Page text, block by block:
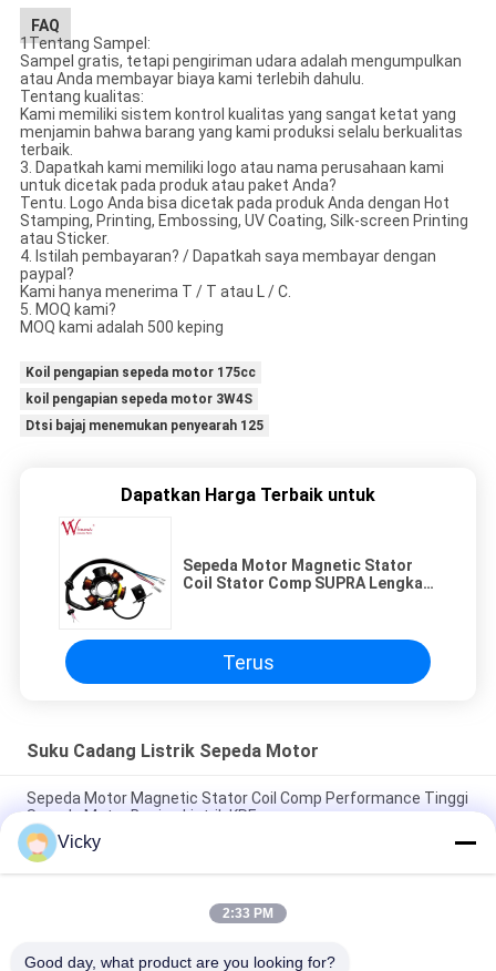
FAQ
1Tentang Sampel:
Sampel gratis, tetapi pengiriman udara adalah mengumpulkan
atau Anda membayar biaya kami terlebih dahulu.
Tentang kualitas:
Kami memiliki sistem kontrol kualitas yang sangat ketat yang
menjamin bahwa barang yang kami produksi selalu berkualitas
terbaik.
3. Dapatkah kami memiliki logo atau nama perusahaan kami
untuk dicetak pada produk atau paket Anda?
Tentu. Logo Anda bisa dicetak pada produk Anda dengan Hot
Stamping, Printing, Embossing, UV Coating, Silk-screen Printing
atau Sticker.
4. Istilah pembayaran? / Dapatkah saya membayar dengan
paypal?
Kami hanya menerima T / T atau L / C.
5. MOQ kami?
MOQ kami adalah 500 keping
Koil pengapian sepeda motor 175cc
koil pengapian sepeda motor 3W4S
Dtsi bajaj menemukan penyearah 125
Dapatkan Harga Terbaik untuk
Sepeda Motor Magnetic Stator
Coil Stator Comp SUPRA Lengkap
Terus
Suku Cadang Listrik Sepeda Motor
Sepeda Motor Magnetic Stator Coil Comp Performance Tinggi
Sepeda Motor Bagian Listrik KRF
Konektor Relay Sepeda Motor Listrik Kriss 100 untuk Pembeli
B2B Kinerja Baik Pria 6.3mm
Relay pemutar listrik sepeda motor untuk NOUVO Pin konektor
Vicky
2:33 PM
Good day, what product are you looking for?